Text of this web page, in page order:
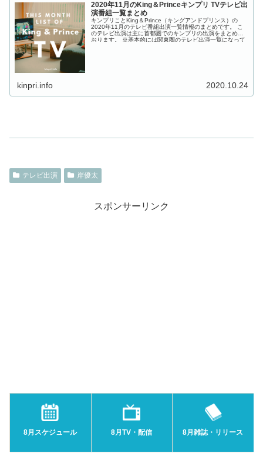
2020年11月のKing＆Princeキンプリ TVテレビ出
演番組一覧まとめ
キンプリことKing＆Prince（キングアンドプリンス）の
2020年11月のテレビ番組出演一覧情報のまとめです。 こ
のテレビ出演は主に首都圏でのキンプリの出演をまとめて
おります。 ※基本的には関東圏のテレビ出演一覧になって
kinpri.info 2020.10.24
テレビ出演 岸優太
スポンサーリンク
8月スケジュール 8月TV・配信 8月雑誌・リリース